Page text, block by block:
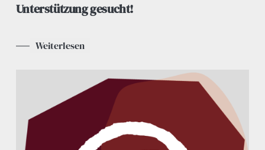
Unterstützung gesucht!
Weiterlesen